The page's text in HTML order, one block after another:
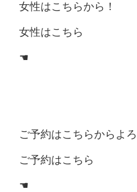
女性はこちらから！
女性はこちら
☚
ご予約はこちらからよ
ご予約はこちら
☚